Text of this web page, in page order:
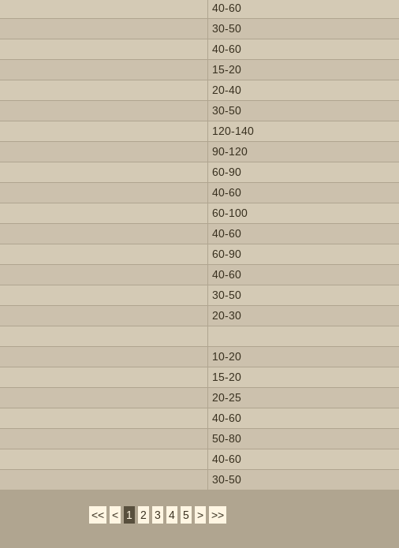
40-60
30-50
40-60
15-20
20-40
30-50
120-140
90-120
60-90
40-60
60-100
40-60
60-90
40-60
30-50
20-30
10-20
15-20
20-25
40-60
50-80
40-60
30-50
<< < 1 2 3 4 5 > >>